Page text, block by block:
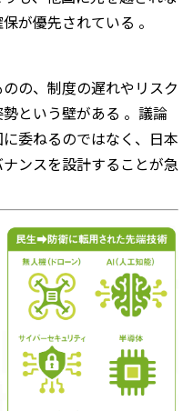
が優先されている 。
の、制度の遅れやリスク
という壁がある 。議論
委ねるのではなく、日本
ンスを設計することが急